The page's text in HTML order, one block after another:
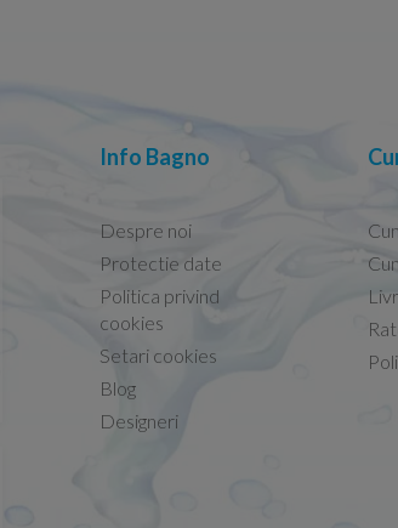
Conform descrierii!
13.02.2026
Info Bagno
Despre noi
Protectie date
Politica privind
cookies
Setari cookies
Blog
Designeri